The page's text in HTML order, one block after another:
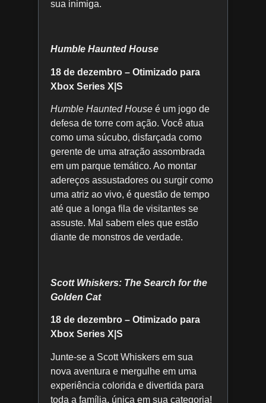
sua inimiga.
Humble Haunted House
18 de dezembro – Otimizado para
Xbox Series X|S
Humble Haunted House é um jogo de
defesa de torre com ação. Você atua
como uma súcubo, disfarçada como
gerente de uma atração assombrada
em um parque temático. Ao montar
adereços assustadores ou surgir como
uma atriz ao vivo, é questão de tempo
até que a longa fila de visitantes se
assuste. Mal sabem eles que estão
diante de monstros de verdade.
Scott Whiskers: The Search for the
Golden Cat
18 de dezembro – Otimizado para
Xbox Series X|S
Junte-se a Scott Whiskers em sua
nova aventura e mergulhe em uma
experiência colorida e divertida para
toda a família, única em sua categoria!